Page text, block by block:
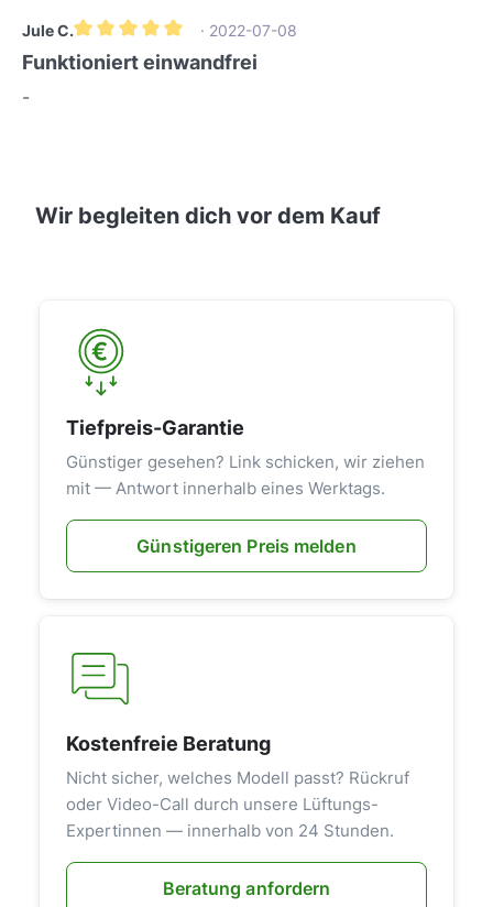
Jule C.
Durchschnittliche Bewertung von 5 von 5 Sternen
· 2022-07-08
Funktioniert einwandfrei
-
Wir begleiten dich vor dem Kauf
Tiefpreis-Garantie
Günstiger gesehen? Link schicken, wir ziehen
mit — Antwort innerhalb eines Werktags.
Günstigeren Preis melden
Kostenfreie Beratung
Nicht sicher, welches Modell passt? Rückruf
oder Video-Call durch unsere Lüftungs-
Expertinnen — innerhalb von 24 Stunden.
Beratung anfordern